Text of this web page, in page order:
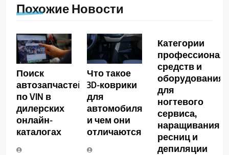
Похожие Новости
Поиск
автозапчастей
по VIN в
дилерских
онлайн-
каталогах
Что такое
3D-коврики
для
автомобиля
и чем они
отличаются
Категории
средств и
оборудования
для
ногтевого
сервиса,
наращивания
ресниц и
депиляции